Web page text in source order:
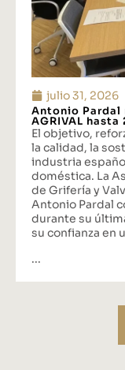
julio 31, 2026
Antonio Pardal
AGRIVAL hasta
El objetivo,
la calidad, la
industria
doméstica. La
de Grifería y
Antonio Pardal
durante su
su confianza en
...